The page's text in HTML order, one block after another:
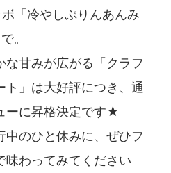
「冷やしぷりんあんみ
。
な甘みが広がる「クラフ
ト」は大好評につき、通
ーに昇格決定です★
中のひと休みに、ぜひフ
味わってみてください